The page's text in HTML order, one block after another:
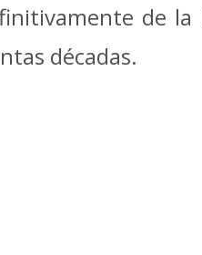
de la
décadas.